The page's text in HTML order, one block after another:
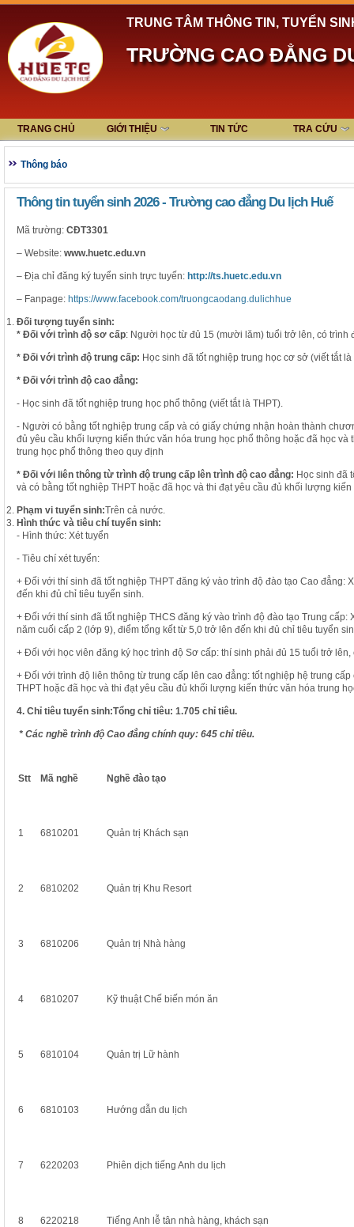
TRUNG TÂM THÔNG TIN, TUYỂN
TRƯỜNG CAO ĐẲNG
TRANG CHỦ GIỚI THIỆU TIN TỨC TRA CỨU
Thông báo
Thông tin tuyển sinh 2026 - Trường cao đẳng Du lịch Huế
Mã trường: CĐT3301
– Website: www.huetc.edu.vn
– Địa chỉ đăng ký tuyển sinh trực tuyến: http://ts.huetc.edu.vn
– Fanpage: https://www.facebook.com/truongcaodang.dulichhue
Đối tượng tuyển sinh:
* Đối với trình độ sơ cấp: Người học từ đủ 15 (mười lăm) tuổi trở lên, có
* Đối với trình độ trung cấp: Học sinh đã tốt nghiệp trung học cơ sở (viết tắt
* Đối với trình độ cao đẳng:
- Học sinh đã tốt nghiệp trung học phổ thông (viết tắt là THPT).
- Người có bằng tốt nghiệp trung cấp và có giấy chứng nhận hoàn thành
đủ yêu cầu khối lượng kiến thức văn hóa trung học phổ thông hoặc đã học
trung học phổ thông theo quy định
* Đối với liên thông từ trình độ trung cấp lên trình độ cao đẳng: Học sinh đã
và có bằng tốt nghiệp THPT hoặc đã học và thi đạt yêu cầu đủ khối lượng
Phạm vi tuyển sinh:Trên cả nước.
Hình thức và tiêu chí tuyển sinh:
- Hình thức: Xét tuyển
- Tiêu chí xét tuyển:
+ Đối với thí sinh đã tốt nghiệp THPT đăng ký vào trình độ đào tạo Cao đẳng:
đến khi đủ chỉ tiêu tuyển sinh.
+ Đối với thí sinh đã tốt nghiệp THCS đăng ký vào trình độ đào tạo Trung cấp:
năm cuối cấp 2 (lớp 9), điểm tổng kết từ 5,0 trở lên đến khi đủ chỉ tiêu tuyển
+ Đối với học viên đăng ký học trình độ Sơ cấp: thí sinh phải đủ 15 tuổi trở
+ Đối với trình độ liên thông từ trung cấp lên cao đẳng: tốt nghiệp hệ trung
THPT hoặc đã học và thi đạt yêu cầu đủ khối lượng kiến thức văn hóa trung
4. Chỉ tiêu tuyển sinh:Tổng chỉ tiêu: 1.705 chỉ tiêu.
* Các nghề trình độ Cao đẳng chính quy: 645 chỉ tiêu.
Stt Mã nghề Nghề đào tạo
1 6810201 Quản trị Khách sạn
2 6810202 Quản trị Khu Resort
3 6810206 Quản trị Nhà hàng
4 6810207 Kỹ thuật Chế biến món ăn
5 6810104 Quản trị Lữ hành
6 6810103 Hướng dẫn du lịch
7 6220203 Phiên dịch tiếng Anh du lịch
8 6220218 Tiếng Anh lễ tân nhà hàng, khách sạn